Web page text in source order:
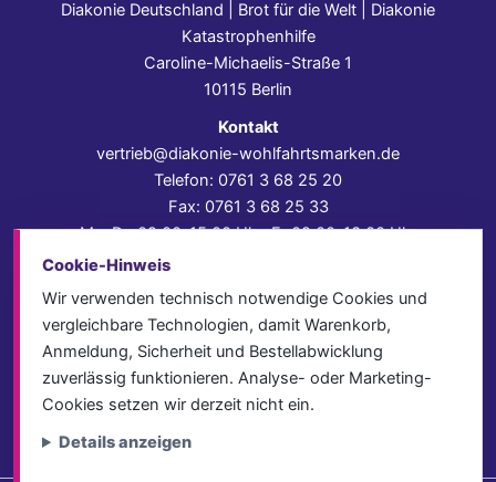
Diakonie Deutschland | Brot für die Welt | Diakonie
Katastrophenhilfe
Caroline-Michaelis-Straße 1
10115 Berlin
Kontakt
vertrieb@diakonie-wohlfahrtsmarken.de
Telefon: 0761 3 68 25 20
Fax: 0761 3 68 25 33
Mo–Do 09:00–15:00 Uhr, Fr 09:00–13:00 Uhr
Datenschutz
AGB
Versand & Lieferung
Zahlungsweisen
Vertrag widerrufen
Cookie-Hinweis
Wir verwenden technisch notwendige Cookies und
vergleichbare Technologien, damit Warenkorb,
Anmeldung, Sicherheit und Bestellabwicklung
zuverlässig funktionieren. Analyse- oder Marketing-
Cookies setzen wir derzeit nicht ein.
Details anzeigen